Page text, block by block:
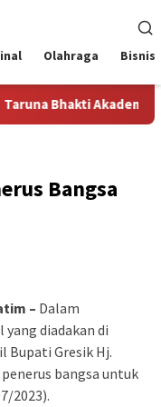
Olahraga Bisnis
TNI 2026
Bangsa
– Dalam
diadakan di
Bupati Gresik Hj.
bangsa untuk
2023).